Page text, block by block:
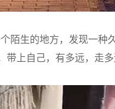
陌生的地方，发现一种
带上自己，有多远，走